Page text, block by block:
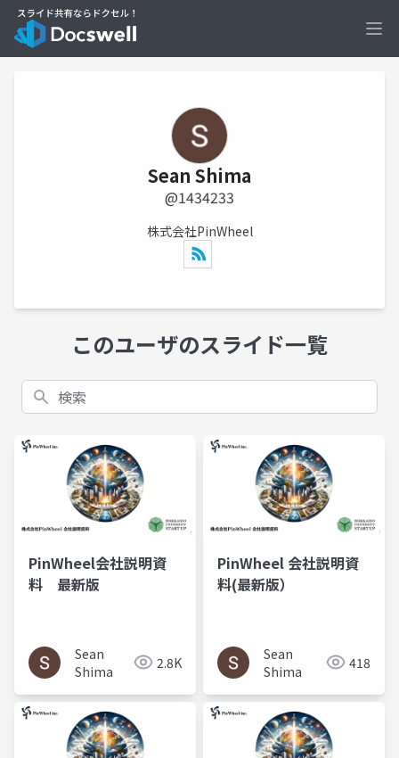
Sean Shima
@1434233
株式会社PinWheel
このユーザのスライド一覧
検索
PinWheel会社説明資
料 最新版
Sean
Shima
2.8K
PinWheel 会社説明資
料(最新版）
Sean
Shima
418